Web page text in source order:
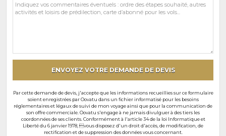
Vos
commentaires
ENVOYEZ VOTRE DEMANDE DE DEVIS
Par cette demande de devis, j'accepte que les informations recueillies sur ce formulaire
soient enregistrées par Oovatu dans un fichier informatisé pour les besoins
réglementaires et légaux de suivi de mon voyage ainsi que pour la communication de
son offre commerciale. Oovatu s'engage à ne jamais divulguer à des tiers les
coordonnées de ses clients. Conformément à l'article 34 de la loi Informatique et
Liberté du 6 janvier 1978, vous disposez d'un droit d'accès, de modification, de
rectification et de suppression des données vous concernant.